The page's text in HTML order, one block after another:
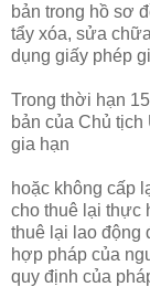
bản trong hồ sơ
tẩy xóa, sửa
dụng giấy phép
Trong thời hạn
bản của Chủ
gia hạn
hoặc không cấp
cho thuê lại thực
thuê lại lao động
hợp pháp của
quy định của